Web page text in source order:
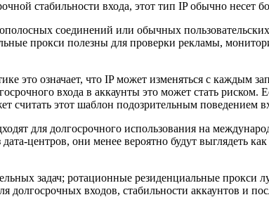
стабильности входа, этот тип IP обычно несет
соединений или обычных
прокси полезны для проверки рекламы,
это означает, что IP может изменяться с каждым
входа в аккаунты это может стать риском.
считать этот шаблон подозрительным поведением
для долгосрочного использования на
центров, они менее вероятно будут выглядеть
задач; ротационные резиденциальные прокси
входов, стабильности аккаунтов и